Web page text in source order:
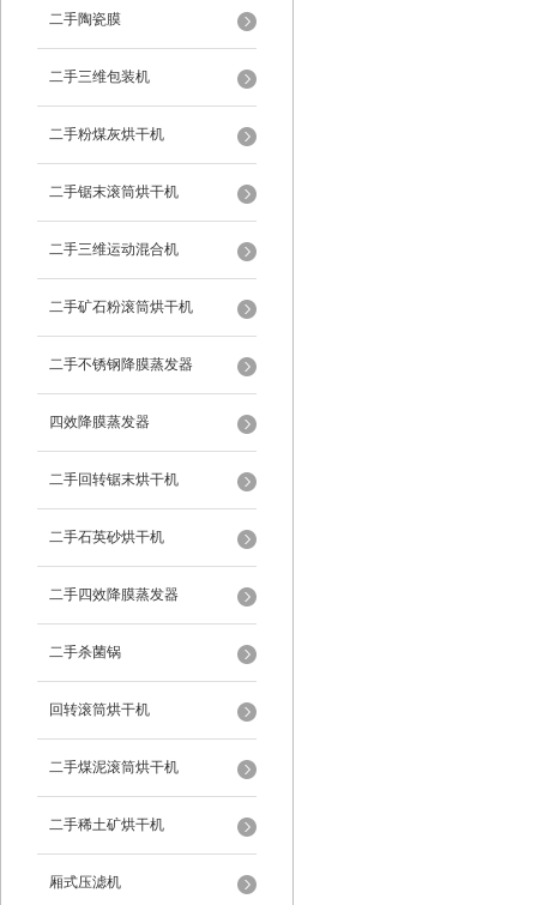
二手陶瓷膜
二手三维包装机
二手粉煤灰烘干机
二手锯末滚筒烘干机
二手三维运动混合机
二手矿石粉滚筒烘干机
二手不锈钢降膜蒸发器
四效降膜蒸发器
二手回转锯末烘干机
二手石英砂烘干机
二手四效降膜蒸发器
二手杀菌锅
回转滚筒烘干机
二手煤泥滚筒烘干机
二手稀土矿烘干机
厢式压滤机